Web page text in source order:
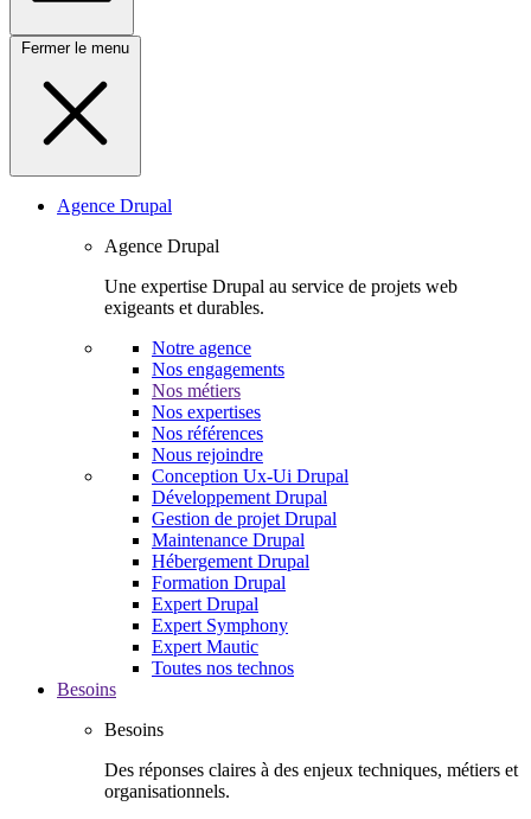
Fermer le menu
Agence Drupal
Agence Drupal
Une expertise Drupal au service de projets web
exigeants et durables.
Notre agence
Nos engagements
Nos métiers
Nos expertises
Nos références
Nous rejoindre
Conception Ux-Ui Drupal
Développement Drupal
Gestion de projet Drupal
Maintenance Drupal
Hébergement Drupal
Formation Drupal
Expert Drupal
Expert Symphony
Expert Mautic
Toutes nos technos
Besoins
Besoins
Des réponses claires à des enjeux techniques, métiers et
organisationnels.